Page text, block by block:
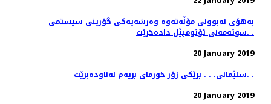
به‌هۆی نه‌بوونی مۆڵه‌ته‌وه‌ وه‌رشه‌یه‌كی گۆرینی سیستمی
سوته‌مه‌نی ئۆتومبێل داده‌خرێت. .
20 January 2019
سلێمانی. . . برێكی زۆر خورمای بریه‌م له‌ناوده‌برێت. .
20 January 2019